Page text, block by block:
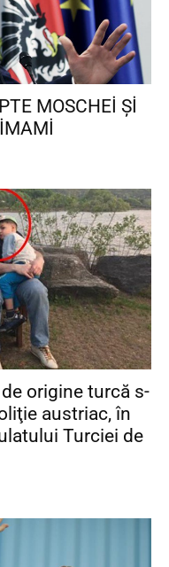
MOSCHEİ Şİ
origine turcă s-
austriac, în
Turciei de